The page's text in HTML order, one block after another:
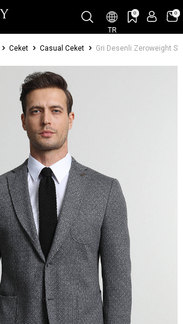
TR
0 0
Ceket Casual Ceket Gri Desenli Zeroweight